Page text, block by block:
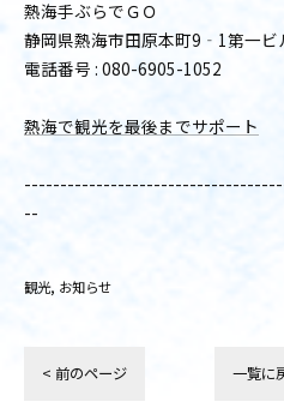
熱海手ぶらでＧＯ
静岡県熱海市田原本町9‐1第一ビ
電話番号 : 080-6905-1052
熱海で観光を最後までサポート
--
観光 お知らせ
< 前のページ 一覧に